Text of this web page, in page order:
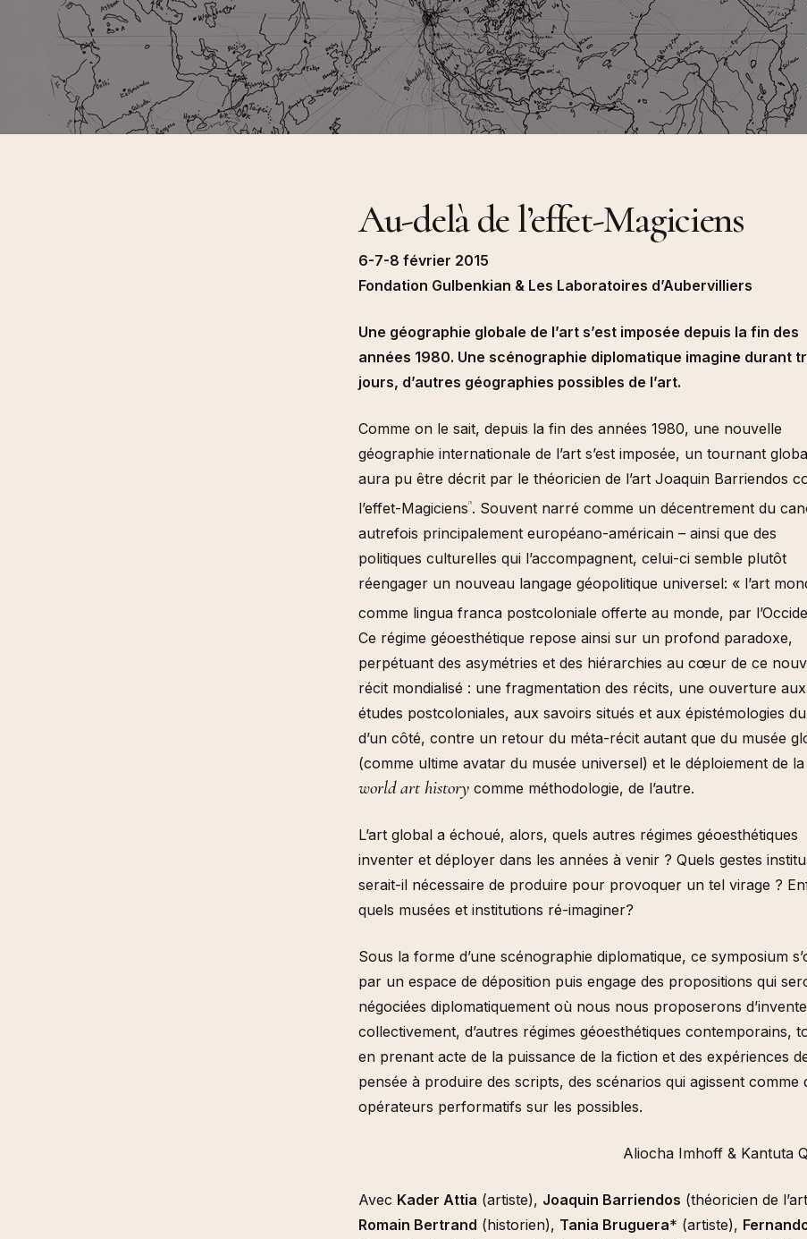
Gulbenkian & Les Laboratoires d’Aubervilliers
l’art (Multitudes, 2014)
Cinéma Queer (Revue
Multitudes n°35, 2008-2009)
Beaufils, Climène Perrin),
Université de Vincennes,
Pour une écologisation des
institutions de l’art.
répétitions générales. in
Gaîté et Aline Caillet,
du contemporain, à paraître
Entretien In (dir.) Simona
Tadeo Kohan, « Actes de
histoire de l’immigration en
objets. Catalogue du parcours
permanent du Musée de
Paris, éditions de La
Au-delà de l’effet-Magiciens
6-7-8 février 2015
Fondation Gulbenkian & Les Laboratoires d’Aubervilliers
Une géographie globale de l’art s’est imposée depuis la fin des
années 1980. Une scénographie diplomatique imagine durant
jours, d’autres géographies possibles de l’art.
Comme on le sait, depuis la fin des années 1980, une nouvelle
géographie internationale de l’art s’est imposée, un tournant
aura pu être décrit par le théoricien de l’art Joaquin Barriendos
l’effet-Magiciens [1] . Souvent narré comme un décentrement du
autrefois principalement européano-américain – ainsi que des
politiques culturelles qui l’accompagnent, celui-ci semble plutôt
réengager un nouveau langage géopolitique universel: « l’art
comme lingua franca postcoloniale offerte au monde, par
Ce régime géoesthétique repose ainsi sur un profond paradoxe,
perpétuant des asymétries et des hiérarchies au cœur de ce
récit mondialisé : une fragmentation des récits, une ouverture aux
études postcoloniales, aux savoirs situés et aux épistémologies
d’un côté, contre un retour du méta-récit autant que du musée
(comme ultime avatar du musée universel) et le déploiement de la
world art history comme méthodologie, de l’autre.
L’art global a échoué, alors, quels autres régimes géoesthétiques
inventer et déployer dans les années à venir ? Quels gestes
serait-il nécessaire de produire pour provoquer un tel virage ?
quels musées et institutions ré-imaginer?
Sous la forme d’une scénographie diplomatique, ce symposium
par un espace de déposition puis engage des propositions qui
négociées diplomatiquement où nous nous proposerons
collectivement, d’autres régimes géoesthétiques contemporains,
en prenant acte de la puissance de la fiction et des expériences
pensée à produire des scripts, des scénarios qui agissent comme
opérateurs performatifs sur les possibles.
Aliocha Imhoff & Kantuta
Avec Kader Attia (artiste), Joaquin Barriendos (théoricien de
Romain Bertrand (historien), Tania Bruguera* (artiste),